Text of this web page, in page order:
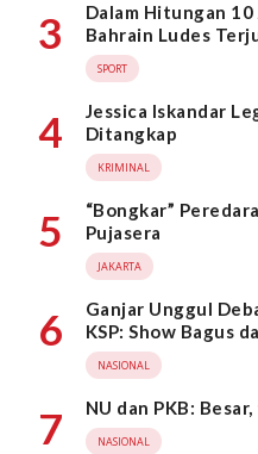
3
Dalam Hitungan
Bahrain Ludes
SPORT
4
Jessica Iskandar
Ditangkap
KRIMINAL
5
“Bongkar”
Pujasera
JAKARTA
6
Ganjar Unggul
KSP: Show Bagus
NASIONAL
7 NU dan PKB:
NASIONAL